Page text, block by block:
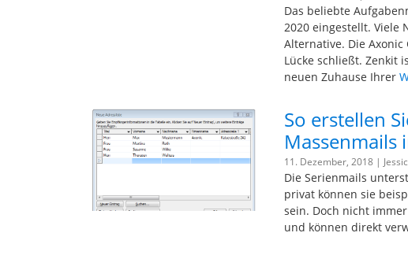
Das beliebte
2020 eingestellt. Viele
Alternative. Die
Lücke schließt. Zenkit
neuen Zuhause Ihrer
So erstellen
Massenmails
11. Dezember, 2018 |
Die Serienmails
privat können sie
sein. Doch nicht
und können direkt